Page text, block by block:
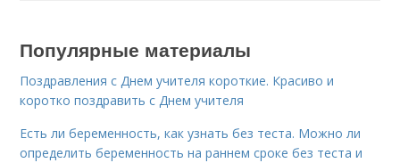
Популярные материалы
Поздравления с Днем учителя короткие. Красиво и
коротко поздравить с Днем учителя
Есть ли беременность, как узнать без теста. Можно ли
определить беременность на раннем сроке без теста и